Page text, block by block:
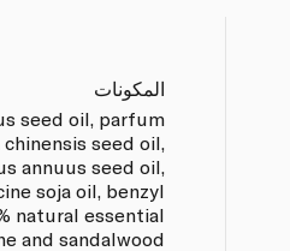
المكونات
seed oil, parfum
seed oil,
annuus seed oil,
soja oil, benzyl
natural essential
and sandalwood.